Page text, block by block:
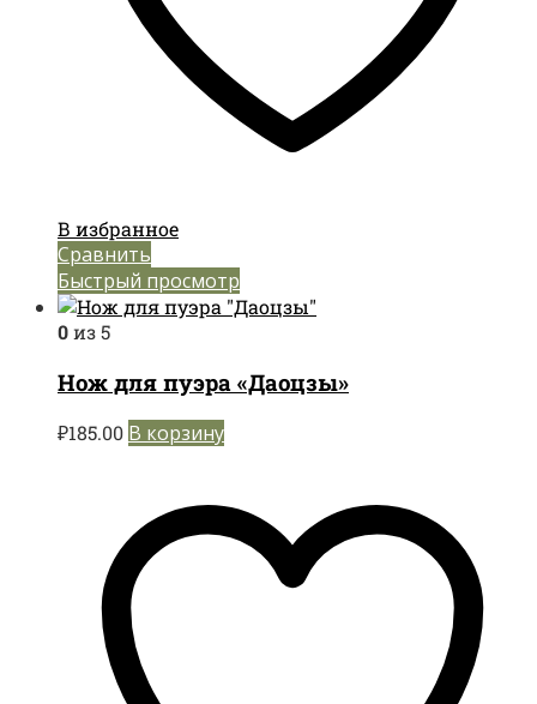
В избранное
Сравнить
Быстрый просмотр
0из 5
Нож для пуэра «Даоцзы»
₽185.00 В корзину